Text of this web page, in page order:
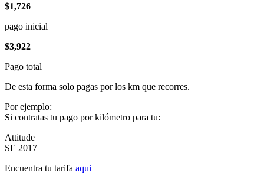
$1,726
pago inicial
$3,922
Pago total
De esta forma solo pagas por los km que recorres.
Por ejemplo:
Si contratas tu pago por kilómetro para tu:
Attitude
SE 2017
Encuentra tu tarifa aqui